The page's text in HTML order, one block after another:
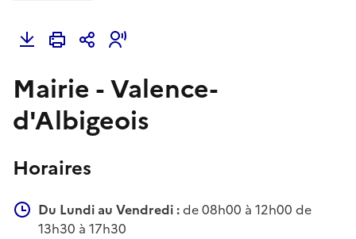
Mairie - Valence-
d'Albigeois
Horaires
Du Lundi au Vendredi :de 08h00 à 12h00 de
13h30 à 17h30